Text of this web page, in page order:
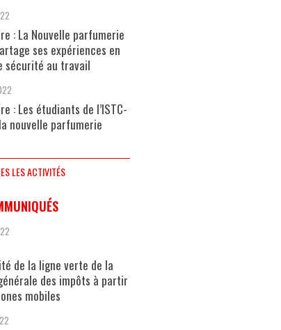
: La Nouvelle parfumerie
ses expériences en
sécurité au travail
: Les étudiants de l’ISTC-
nouvelle parfumerie
LES ACTIVITÉS
de la ligne verte de la
des impôts à partir
mobiles